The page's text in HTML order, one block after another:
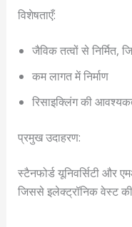
विशेषताएँ:
जैविक तत्वों से निर्मित,
कम लागत में निर्माण
रिसाइक्लिंग की
प्रमुख उदाहरण:
स्टैनफोर्ड यूनिवर्सिटी और
जिससे इलेक्ट्रॉनिक वेस्ट